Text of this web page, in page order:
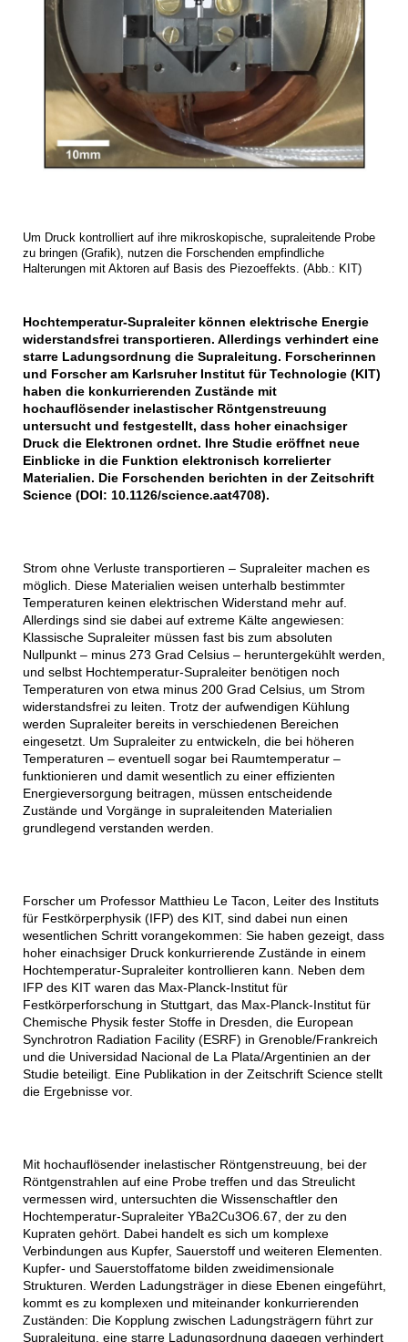
Um Druck kontrolliert auf ihre mikroskopische, supraleitende Probe
zu bringen (Grafik), nutzen die Forschenden empfindliche
Halterungen mit Aktoren auf Basis des Piezoeffekts. (Abb.: KIT)
Hochtemperatur-Supraleiter können elektrische Energie
widerstandsfrei transportieren. Allerdings verhindert eine
starre Ladungsordnung die Supraleitung. Forscherinnen
und Forscher am Karlsruher Institut für Technologie (KIT)
haben die konkurrierenden Zustände mit
hochauflösender inelastischer Röntgenstreuung
untersucht und festgestellt, dass hoher einachsiger
Druck die Elektronen ordnet. Ihre Studie eröffnet neue
Einblicke in die Funktion elektronisch korrelierter
Materialien. Die Forschenden berichten in der Zeitschrift
Science (DOI: 10.1126/science.aat4708).
Strom ohne Verluste transportieren – Supraleiter machen es
möglich. Diese Materialien weisen unterhalb bestimmter
Temperaturen keinen elektrischen Widerstand mehr auf.
Allerdings sind sie dabei auf extreme Kälte angewiesen:
Klassische Supraleiter müssen fast bis zum absoluten
Nullpunkt – minus 273 Grad Celsius – heruntergekühlt werden,
und selbst Hochtemperatur-Supraleiter benötigen noch
Temperaturen von etwa minus 200 Grad Celsius, um Strom
widerstandsfrei zu leiten. Trotz der aufwendigen Kühlung
werden Supraleiter bereits in verschiedenen Bereichen
eingesetzt. Um Supraleiter zu entwickeln, die bei höheren
Temperaturen – eventuell sogar bei Raumtemperatur –
funktionieren und damit wesentlich zu einer effizienten
Energieversorgung beitragen, müssen entscheidende
Zustände und Vorgänge in supraleitenden Materialien
grundlegend verstanden werden.
Forscher um Professor Matthieu Le Tacon, Leiter des Instituts
für Festkörperphysik (IFP) des KIT, sind dabei nun einen
wesentlichen Schritt vorangekommen: Sie haben gezeigt, dass
hoher einachsiger Druck konkurrierende Zustände in einem
Hochtemperatur-Supraleiter kontrollieren kann. Neben dem
IFP des KIT waren das Max-Planck-Institut für
Festkörperforschung in Stuttgart, das Max-Planck-Institut für
Chemische Physik fester Stoffe in Dresden, die European
Synchrotron Radiation Facility (ESRF) in Grenoble/Frankreich
und die Universidad Nacional de La Plata/Argentinien an der
Studie beteiligt. Eine Publikation in der Zeitschrift Science stellt
die Ergebnisse vor.
Mit hochauflösender inelastischer Röntgenstreuung, bei der
Röntgenstrahlen auf eine Probe treffen und das Streulicht
vermessen wird, untersuchten die Wissenschaftler den
Hochtemperatur-Supraleiter YBa2Cu3O6.67, der zu den
Kupraten gehört. Dabei handelt es sich um komplexe
Verbindungen aus Kupfer, Sauerstoff und weiteren Elementen.
Kupfer- und Sauerstoffatome bilden zweidimensionale
Strukturen. Werden Ladungsträger in diese Ebenen eingeführt,
kommt es zu komplexen und miteinander konkurrierenden
Zuständen: Die Kopplung zwischen Ladungsträgern führt zur
Supraleitung, eine starre Ladungsordnung dagegen verhindert